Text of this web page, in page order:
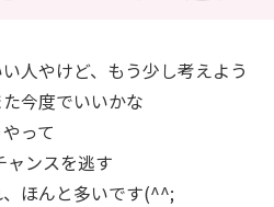
い人やけど、もう少し考えよう
た今度でいいかな
って
ンスを逃す
、ほんと多いです(^^;